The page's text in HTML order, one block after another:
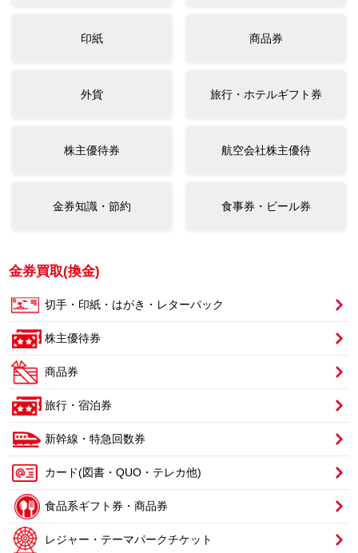
印紙 商品券
外貨 旅行・ホテルギフト券
株主優待券 航空会社株主優待
金券知識・節約 食事券・ビール券
金券買取(換金)
切手・印紙・はがき・レターパック
株主優待券
商品券
旅行・宿泊券
新幹線・特急回数券
カード(図書・QUO・テレカ他)
食品系ギフト券・商品券
レジャー・テーマパークチケット